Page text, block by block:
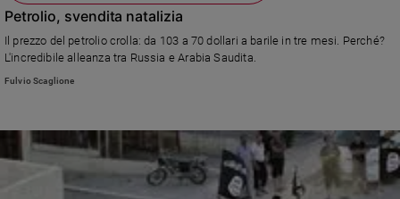
Petrolio, svendita natalizia
Il prezzo del petrolio crolla: da 103 a 70 dollari a barile in tre mesi. Perché?
L'incredibile alleanza tra Russia e Arabia Saudita.
Fulvio Scaglione